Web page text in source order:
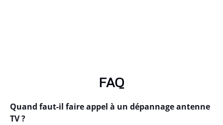
FAQ
Quand faut-il faire appel à un dépannage antenne
TV ?